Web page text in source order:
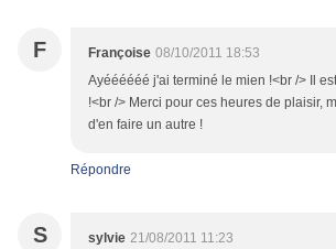
F Françoise 08/10/2011 18:53
Ayéééééé j'ai terminé le mien !<br /> Il
!<br /> Merci pour ces heures de plaisir,
d'en faire un autre !
Répondre
S sylvie 21/08/2011 11:23